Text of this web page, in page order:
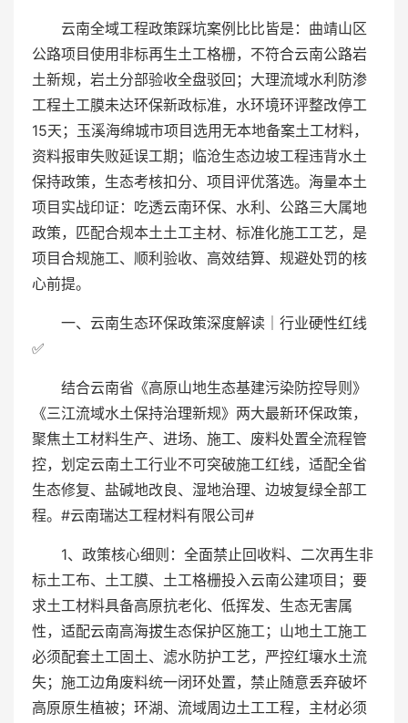
云南全域工程政策踩坑案例比比皆是：曲靖山区
公路项目使用非标再生土工格栅，不符合云南公路岩
土新规，岩土分部验收全盘驳回；大理流域水利防渗
工程土工膜未达环保新政标准，水环境环评整改停工
15天；玉溪海绵城市项目选用无本地备案土工材料，
资料报审失败延误工期；临沧生态边坡工程违背水土
保持政策，生态考核扣分、项目评优落选。海量本土
项目实战印证：吃透云南环保、水利、公路三大属地
政策，匹配合规本土土工主材、标准化施工工艺，是
项目合规施工、顺利验收、高效结算、规避处罚的核
心前提。
一、云南生态环保政策深度解读｜行业硬性红线
✅
结合云南省《高原山地生态基建污染防控导则》
《三江流域水土保持治理新规》两大最新环保政策，
聚焦土工材料生产、进场、施工、废料处置全流程管
控，划定云南土工行业不可突破施工红线，适配全省
生态修复、盐碱地改良、湿地治理、边坡复绿全部工
程。#云南瑞达工程材料有限公司#
1、政策核心细则：全面禁止回收料、二次再生非
标土工布、土工膜、土工格栅投入云南公建项目；要
求土工材料具备高原抗老化、低挥发、生态无害属
性，适配云南高海拔生态保护区施工；山地土工施工
必须配套土工固土、滤水防护工艺，严控红壤水土流
失；施工边角废料统一闭环处置，禁止随意丢弃破坏
高原原生植被；环湖、流域周边土工工程，主材必须